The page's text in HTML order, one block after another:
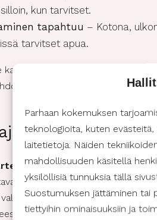
Parhaan kokemuksen
teknologioita, kuten
laitetietoja. Näiden
mahdollisuuden käsitellä
yksilöllisiä tunnuksia tällä
Suostumuksen jättäminen tai
tiettyihin ominaisuuksiin ja
kun tarvitset.
tapahtuu – Kotona,
tarvitset apua.
muun! Hoidamme
vaivatonta ja
sinä
. Suomen Avustajapalvelut on
toimija. Toimintamme
Vastuullisuus
ovat meillä aina etusijalla.